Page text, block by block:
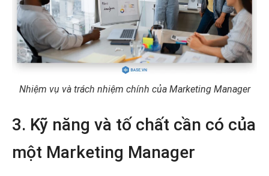
Nhiệm vụ và trách nhiệm chính của Marketing Manager
3. Kỹ năng và tố chất cần có của
một Marketing Manager